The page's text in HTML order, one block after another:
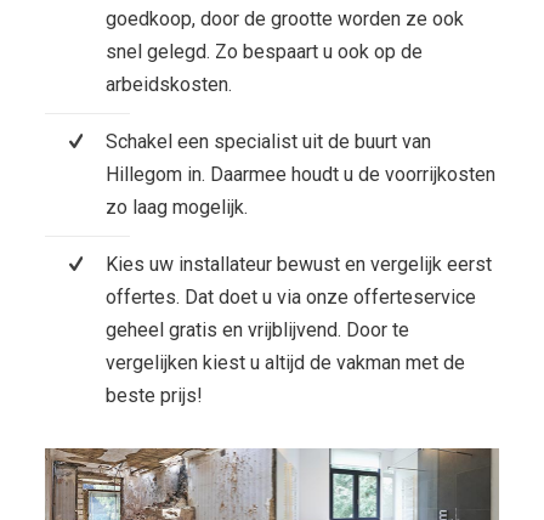
goedkoop, door de grootte worden ze ook
snel gelegd. Zo bespaart u ook op de
arbeidskosten.
Schakel een specialist uit de buurt van
Hillegom in. Daarmee houdt u de voorrijkosten
zo laag mogelijk.
Kies uw installateur bewust en vergelijk eerst
offertes. Dat doet u via onze offerteservice
geheel gratis en vrijblijvend. Door te
vergelijken kiest u altijd de vakman met de
beste prijs!